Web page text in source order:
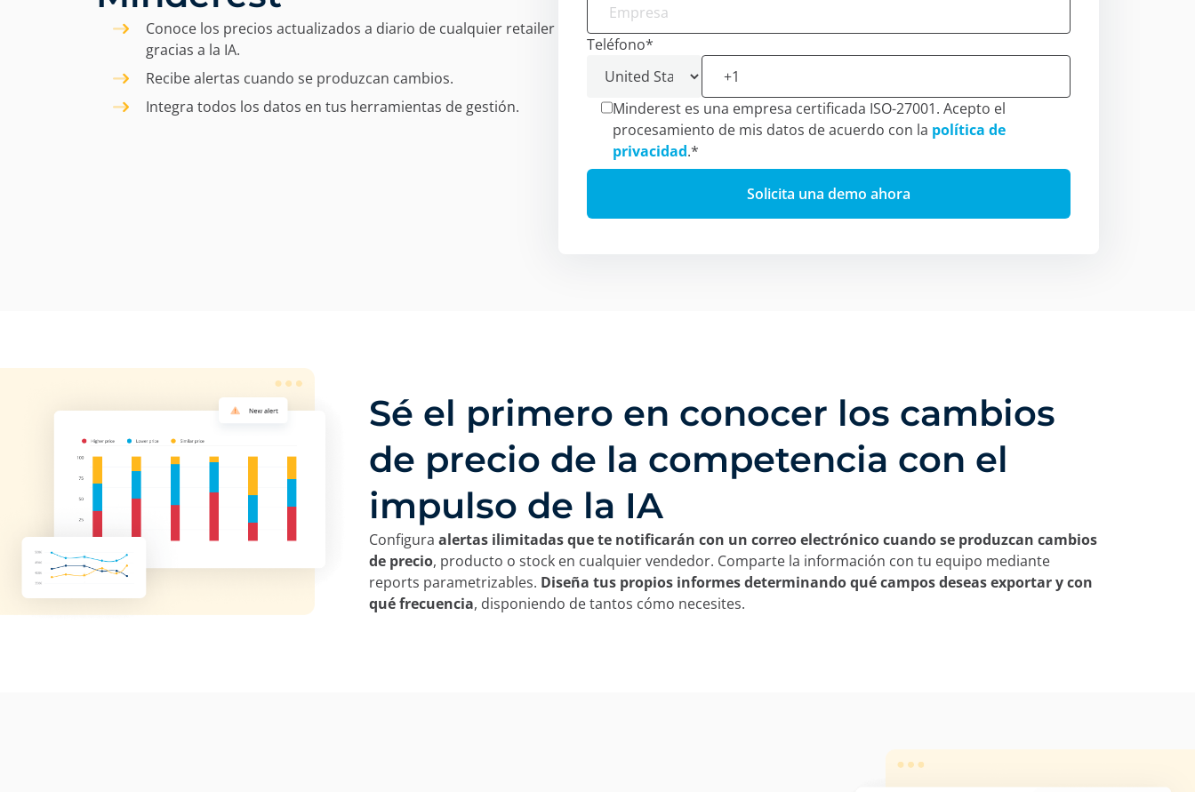
Conoce los precios actualizados a diario de cualquier retailer
gracias a la IA.
Recibe alertas cuando se produzcan cambios.
Integra todos los datos en tus herramientas de gestión.
Teléfono*
Minderest es una empresa certificada ISO-27001. Acepto el
procesamiento de mis datos de acuerdo con la política de
privacidad.*
Sé el primero en conocer los cambios
de precio de la competencia con el
impulso de la IA
Configura alertas ilimitadas que te notificarán con un correo electrónico cuando se produzcan cambios
de precio, producto o stock en cualquier vendedor. Comparte la información con tu equipo mediante
reports parametrizables. Diseña tus propios informes determinando qué campos deseas exportar y con
qué frecuencia, disponiendo de tantos cómo necesites.